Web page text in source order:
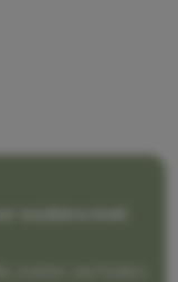
ouders met